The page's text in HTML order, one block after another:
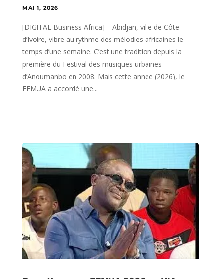
MAI 1, 2026
[DIGITAL Business Africa] – Abidjan, ville de Côte
d’Ivoire, vibre au rythme des mélodies africaines le
temps d’une semaine. C’est une tradition depuis la
première du Festival des musiques urbaines
d’Anoumanbo en 2008. Mais cette année (2026), le
FEMUA a accordé une...